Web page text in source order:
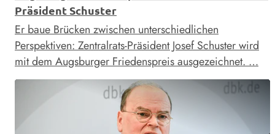
Präsident Schuster
Er baue Brücken zwischen unterschiedlichen
Perspektiven: Zentralrats-Präsident Josef Schuster wird
mit dem Augsburger Friedenspreis ausgezeichnet. …